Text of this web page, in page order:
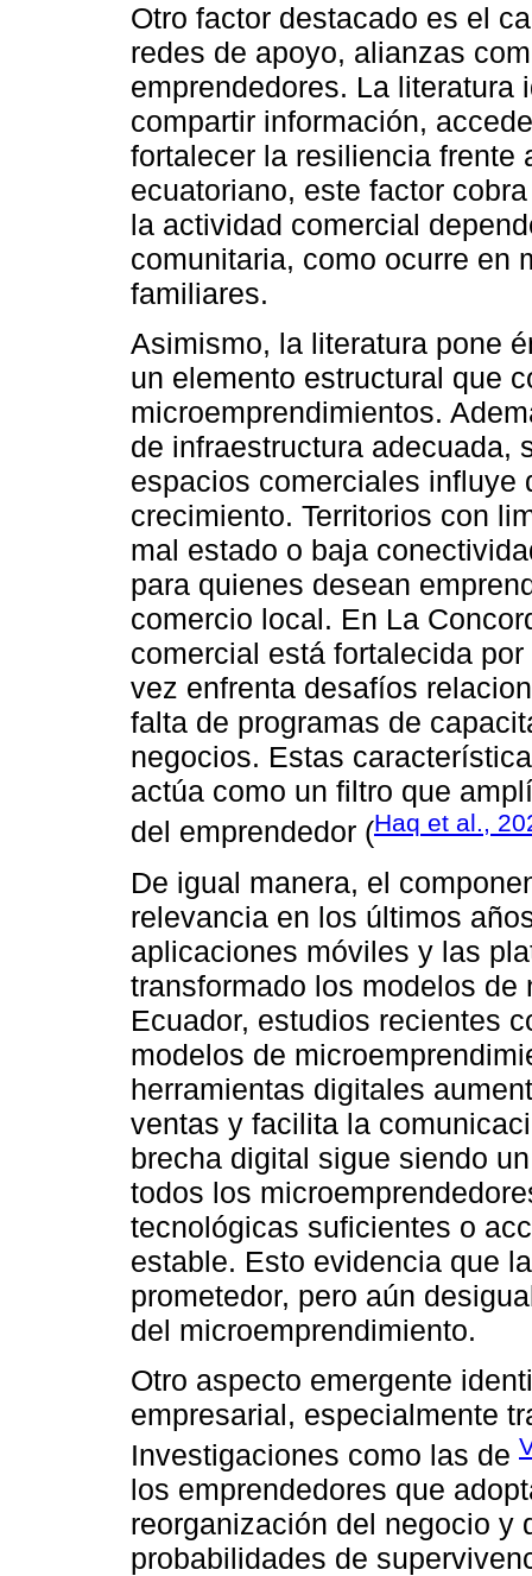
Otro factor destacado es el
redes de apoyo, alianzas
emprendedores. La literatura
compartir información,
fortalecer la resiliencia frente
ecuatoriano, este factor
la actividad comercial
comunitaria, como ocurre en
familiares.
Asimismo, la literatura pone
un elemento estructural que
microemprendimientos.
de infraestructura adecuada,
espacios comerciales influye
crecimiento. Territorios con
mal estado o baja
para quienes desean
comercio local. En La
comercial está fortalecida
vez enfrenta desafíos
falta de programas de
negocios. Estas
actúa como un filtro que
del emprendedor (Haq et al.,
De igual manera, el
relevancia en los últimos
aplicaciones móviles y las
transformado los modelos
Ecuador, estudios recientes
modelos de
herramientas digitales
ventas y facilita la
brecha digital sigue siendo
todos los
tecnológicas suficientes o
estable. Esto evidencia que
prometedor, pero aún
del microemprendimiento.
Otro aspecto emergente
empresarial, especialmente
Investigaciones como las de
los emprendedores que
reorganización del negocio y
probabilidades de